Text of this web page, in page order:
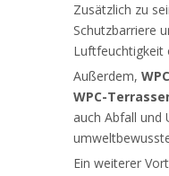
Zusätzlich zu
Schutzbarriere
Luftfeuchtigkeit
Außerdem,
WPC-
auch Abfall und
Ein weiterer